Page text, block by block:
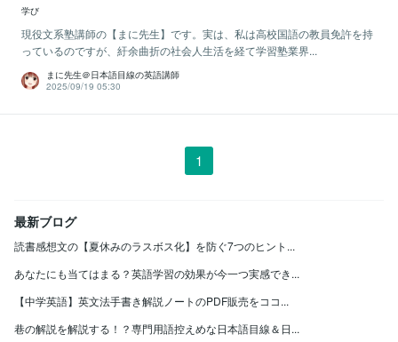
学び
現役文系塾講師の【まに先生】です。実は、私は高校国語の教員免許を持
っているのですが、紆余曲折の社会人生活を経て学習塾業界...
まに先生＠日本語目線の英語講師
2025/09/19 05:30
1
最新ブログ
読書感想文の【夏休みのラスボス化】を防ぐ7つのヒント...
あなたにも当てはまる？英語学習の効果が今一つ実感でき...
【中学英語】英文法手書き解説ノートのPDF販売をココ...
巷の解説を解説する！？専門用語控えめな日本語目線＆日...